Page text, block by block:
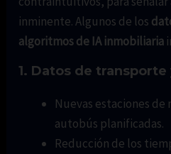
inminente. Algunos de los
algoritmos de IA inmobiliaria
1. Datos de
Nuevas estaciones
autobús planificadas.
Reducción de los